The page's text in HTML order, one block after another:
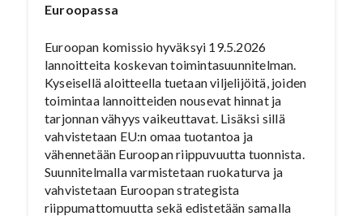
Euroopassa
Euroopan komissio hyväksyi 19.5.2026
lannoitteita koskevan toimintasuunnitelman.
Kyseisellä aloitteella tuetaan viljelijöitä, joiden
toimintaa lannoitteiden nousevat hinnat ja
tarjonnan vähyys vaikeuttavat. Lisäksi sillä
vahvistetaan EU:n omaa tuotantoa ja
vähennetään Euroopan riippuvuutta tuonnista.
Suunnitelmalla varmistetaan ruokaturva ja
vahvistetaan Euroopan strategista
riippumattomuutta sekä edistetään samalla